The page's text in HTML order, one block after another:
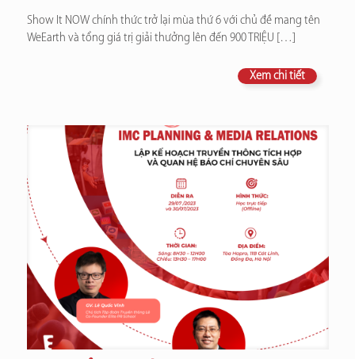
Show It NOW chính thức trở lại mùa thứ 6 với chủ đề mang tên
WeEarth và tổng giá trị giải thưởng lên đến 900 TRIỆU […]
Xem chi tiết